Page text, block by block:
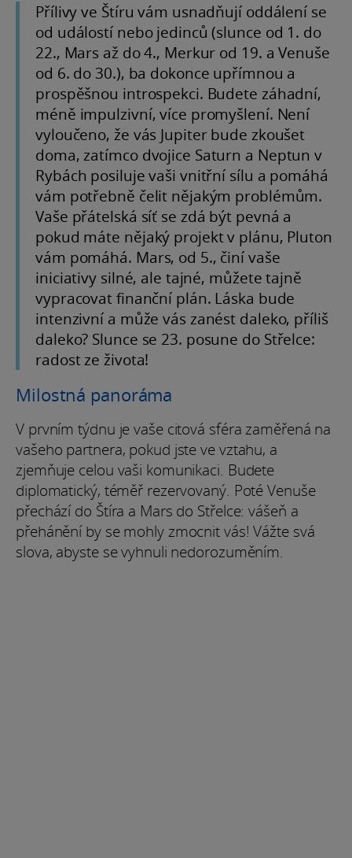
Přílivy ve Štíru vám usnadňují oddálení se
od událostí nebo jedinců (slunce od 1. do
22., Mars až do 4., Merkur od 19. a Venuše
od 6. do 30.), ba dokonce upřímnou a
prospěšnou introspekci. Budete záhadní,
méně impulzivní, více promyšlení. Není
vyloučeno, že vás Jupiter bude zkoušet
doma, zatímco dvojice Saturn a Neptun v
Rybách posiluje vaši vnitřní sílu a pomáhá
vám potřebně čelit nějakým problémům.
Vaše přátelská síť se zdá být pevná a
pokud máte nějaký projekt v plánu, Pluton
vám pomáhá. Mars, od 5., činí vaše
iniciativy silné, ale tajné, můžete tajně
vypracovat finanční plán. Láska bude
intenzivní a může vás zanést daleko, příliš
daleko? Slunce se 23. posune do Střelce:
radost ze života!
Milostná panoráma
V prvním týdnu je vaše citová sféra zaměřená na
vašeho partnera, pokud jste ve vztahu, a
zjemňuje celou vaši komunikaci. Budete
diplomatický, téměř rezervovaný. Poté Venuše
přechází do Štíra a Mars do Střelce: vášeň a
přehánění by se mohly zmocnit vás! Vážte svá
slova, abyste se vyhnuli nedorozuměním.